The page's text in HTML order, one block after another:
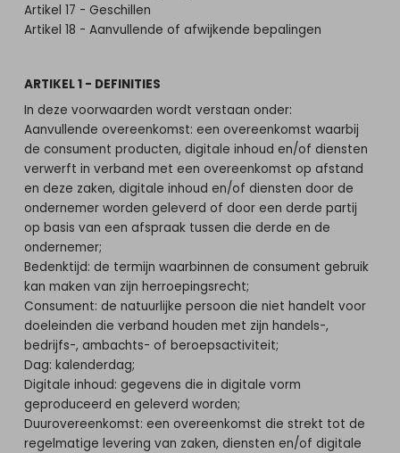
Artikel 17 - Geschillen
Artikel 18 - Aanvullende of afwijkende bepalingen
ARTIKEL 1 - DEFINITIES
In deze voorwaarden wordt verstaan onder:
Aanvullende overeenkomst: een overeenkomst waarbij
de consument producten, digitale inhoud en/of diensten
verwerft in verband met een overeenkomst op afstand
en deze zaken, digitale inhoud en/of diensten door de
ondernemer worden geleverd of door een derde partij
op basis van een afspraak tussen die derde en de
ondernemer;
Bedenktijd: de termijn waarbinnen de consument gebruik
kan maken van zijn herroepingsrecht;
Consument: de natuurlijke persoon die niet handelt voor
doeleinden die verband houden met zijn handels-,
bedrijfs-, ambachts- of beroepsactiviteit;
Dag: kalenderdag;
Digitale inhoud: gegevens die in digitale vorm
geproduceerd en geleverd worden;
Duurovereenkomst: een overeenkomst die strekt tot de
regelmatige levering van zaken, diensten en/of digitale